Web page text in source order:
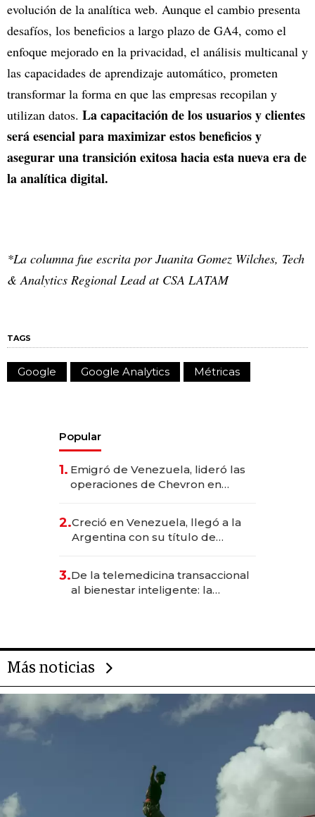
evolución de la analítica web. Aunque el cambio presenta
desafíos, los beneficios a largo plazo de GA4, como el
enfoque mejorado en la privacidad, el análisis multicanal y
las capacidades de aprendizaje automático, prometen
transformar la forma en que las empresas recopilan y
utilizan datos. La capacitación de los usuarios y clientes
será esencial para maximizar estos beneficios y
asegurar una transición exitosa hacia esta nueva era de
la analítica digital.
*La columna fue escrita por Juanita Gomez Wilches, Tech
& Analytics Regional Lead at CSA LATAM
TAGS
Google Google Analytics Métricas
Popular
1. Emigró de Venezuela, lideró las
operaciones de Chevron en
2.Creció en Venezuela, llegó a la
Argentina con su título de
las marcas "fast premium"
3.De la telemedicina transaccional
al bienestar inteligente: la
Más noticias